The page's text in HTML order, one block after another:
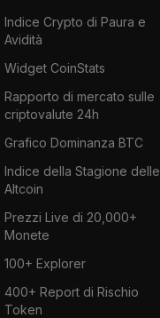
Indice Crypto di Paura e
Avidità
Widget CoinStats
Rapporto di mercato sulle
criptovalute 24h
Grafico Dominanza BTC
Indice della Stagione delle
Altcoin
Prezzi Live di 20,000+
Monete
100+ Explorer
400+ Report di Rischio
Token